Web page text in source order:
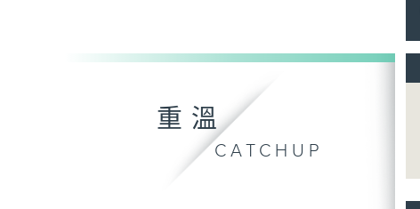
重溫
CATCHUP